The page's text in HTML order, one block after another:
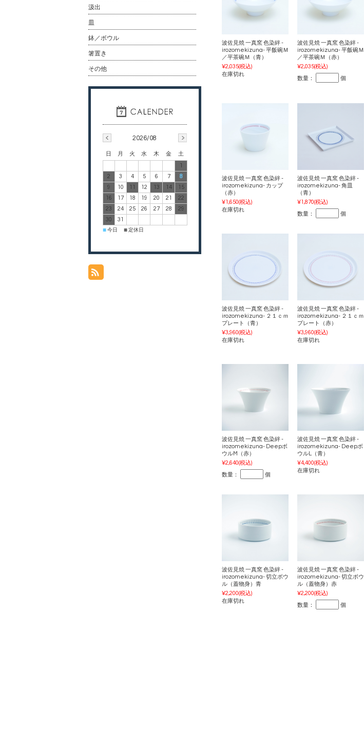
波佐見焼 一真窯 色染絆 -
irozomekizuna- 平飯碗Ｍ
／平茶碗Ｍ（青）
¥2,035(税込)
在庫切れ
波佐見焼 一真窯 色染絆 -
irozomekizuna- 平飯碗Ｍ
／平茶碗Ｍ（赤）
¥2,035(税込)
数量： 個
波佐見焼 一真窯 色染絆 -
irozomekizuna- カップ
（赤）
¥1,650(税込)
在庫切れ
波佐見焼 一真窯 色染絆 -
irozomekizuna- 角皿
（青）
¥1,870(税込)
数量： 個
波佐見焼 一真窯 色染絆 -
irozomekizuna- ２１ｃｍ
プレート（青）
¥3,960(税込)
在庫切れ
波佐見焼 一真窯 色染絆 -
irozomekizuna- ２１ｃｍ
プレート（赤）
¥3,960(税込)
在庫切れ
波佐見焼 一真窯 色染絆 -
irozomekizuna- Deepボ
ウルM（赤）
¥2,640(税込)
数量： 個
波佐見焼 一真窯 色染絆 -
irozomekizuna- Deepボ
ウルL（青）
¥4,400(税込)
在庫切れ
波佐見焼 一真窯 色染絆 -
irozomekizuna- 切立ボウ
ル（蓋物身）青
¥2,200(税込)
在庫切れ
波佐見焼 一真窯 色染絆 -
irozomekizuna- 切立ボウ
ル（蓋物身）赤
¥2,200(税込)
数量： 個
汲出
皿
鉢／ボウル
箸置き
その他
2026/08
日 月 火 水 木 金 土
1
2
3 4 5 6 7
8
9
10 11 12 13 14
15
16
17 18 19 20 21
22
23
24 25 26 27 28
29
30
31
■ 今日 ■ 定休日